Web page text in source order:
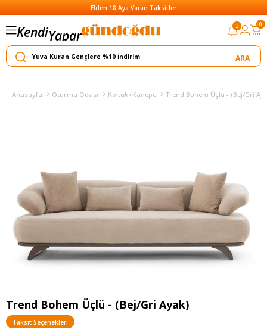
Elden 18 Aya Varan Taksitler
KendiYapar
Satar
3 0
Anasayfa Oturma Odası Koltuk+Kanepe Trend Bohem Üçlü - (Bej/Gri
Trend Bohem Üçlü - (Bej/Gri Ayak)
Taksit Seçenekleri